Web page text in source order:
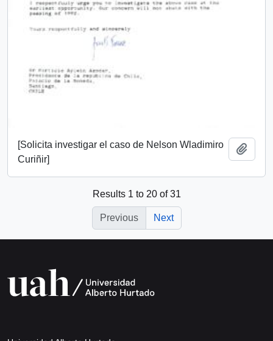
[Solicita investigar el caso de Nelson Wladimiro
Curiñir]
Results 1 to 20 of 31
Previous Next